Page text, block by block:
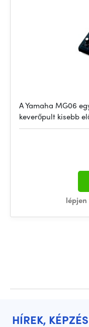
A Yamaha MG06
keverőpult kisebb
HÍREK,